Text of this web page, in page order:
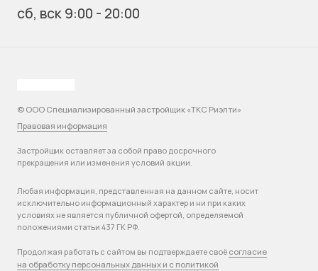
сб, вск 9:00 - 20:00
© ООО Специализированный застройщик «ТКС Риэлти»
Правовая информация
Застройщик оставляет за собой право досрочного
прекращения или изменения условий акции.
Любая информация, представленная на данном сайте, носит
исключительно информационный характер и ни при каких
условиях не является публичной офертой, определяемой
положениями статьи 437 ГК РФ.
Продолжая работать с сайтом вы подтверждаете своё согласие
на обработку персональных данных и с политикой